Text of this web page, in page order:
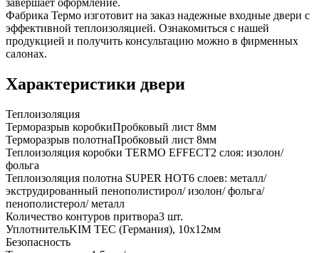
Фабрика Термо изготовит на заказ надежные входные двери с
эффективной теплоизоляцией. Ознакомиться с нашей
продукцией и получить консультацию можно в фирменных
салонах.
Характеристики двери
Теплоизоляция
Терморазрыв коробкиПробковый лист 8мм
Терморазрыв полотнаПробковый лист 8мм
Теплоизоляция коробки TERMO EFFECT2 слоя: изолон/
фольга
Теплоизоляция полотна SUPER НОТ6 слоев: металл/
экструдированный пенополистирол/ изолон/ фольга/
пенополистерол/ металл
Количество контуров притвора3 шт.
УплотнительKIM ТЕС (Германия), 10x12мм
Безопасность